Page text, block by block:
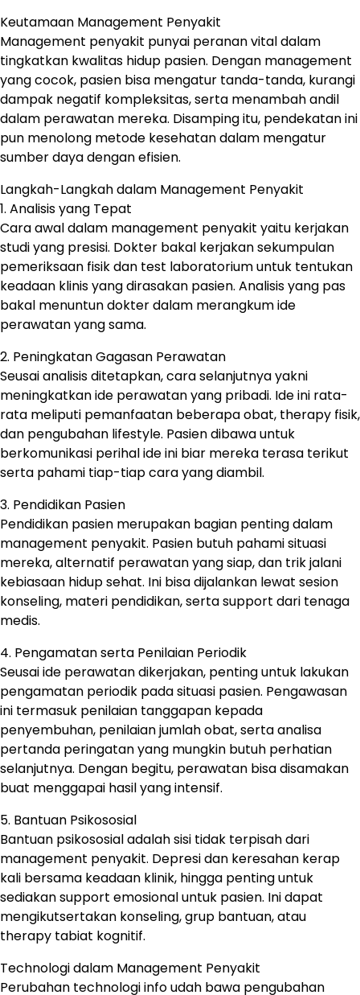
Keutamaan Management Penyakit
Management penyakit punyai peranan vital dalam
tingkatkan kwalitas hidup pasien. Dengan management
yang cocok, pasien bisa mengatur tanda-tanda, kurangi
dampak negatif kompleksitas, serta menambah andil
dalam perawatan mereka. Disamping itu, pendekatan ini
pun menolong metode kesehatan dalam mengatur
sumber daya dengan efisien.
Langkah-Langkah dalam Management Penyakit
1. Analisis yang Tepat
Cara awal dalam management penyakit yaitu kerjakan
studi yang presisi. Dokter bakal kerjakan sekumpulan
pemeriksaan fisik dan test laboratorium untuk tentukan
keadaan klinis yang dirasakan pasien. Analisis yang pas
bakal menuntun dokter dalam merangkum ide
perawatan yang sama.
2. Peningkatan Gagasan Perawatan
Seusai analisis ditetapkan, cara selanjutnya yakni
meningkatkan ide perawatan yang pribadi. Ide ini rata-
rata meliputi pemanfaatan beberapa obat, therapy fisik,
dan pengubahan lifestyle. Pasien dibawa untuk
berkomunikasi perihal ide ini biar mereka terasa terikut
serta pahami tiap-tiap cara yang diambil.
3. Pendidikan Pasien
Pendidikan pasien merupakan bagian penting dalam
management penyakit. Pasien butuh pahami situasi
mereka, alternatif perawatan yang siap, dan trik jalani
kebiasaan hidup sehat. Ini bisa dijalankan lewat sesion
konseling, materi pendidikan, serta support dari tenaga
medis.
4. Pengamatan serta Penilaian Periodik
Seusai ide perawatan dikerjakan, penting untuk lakukan
pengamatan periodik pada situasi pasien. Pengawasan
ini termasuk penilaian tanggapan kepada
penyembuhan, penilaian jumlah obat, serta analisa
pertanda peringatan yang mungkin butuh perhatian
selanjutnya. Dengan begitu, perawatan bisa disamakan
buat menggapai hasil yang intensif.
5. Bantuan Psikososial
Bantuan psikososial adalah sisi tidak terpisah dari
management penyakit. Depresi dan keresahan kerap
kali bersama keadaan klinik, hingga penting untuk
sediakan support emosional untuk pasien. Ini dapat
mengikutsertakan konseling, grup bantuan, atau
therapy tabiat kognitif.
Technologi dalam Management Penyakit
Perubahan technologi info udah bawa pengubahan